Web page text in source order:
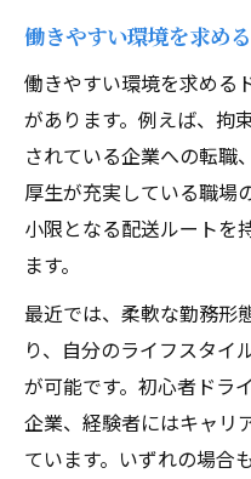
働きやすい環境を求め
働きやすい環境を求める
があります。例えば、拘
されている企業への転職
厚生が充実している職場
小限となる配送ルートを
ます。
最近では、柔軟な勤務形
り、自分のライフスタイ
が可能です。初心者ドラ
企業、経験者にはキャリ
ています。いずれの場合